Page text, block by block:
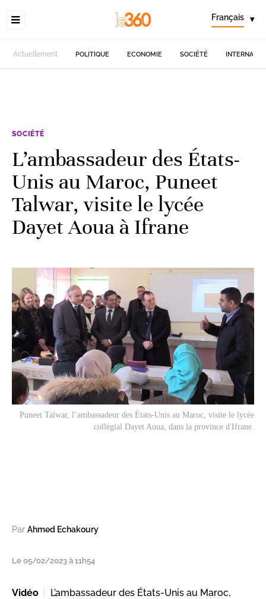
Français ▾
Actuellement POLITIQUE ECONOMIE SOCIÉTÉ
SOCIÉTÉ
L’ambassadeur des États-
Unis au Maroc, Puneet
Talwar, visite le lycée
Dayet Aoua à Ifrane
Puneet Talwar, l’ambassadeur des États-Unis au Maroc, visite le lycée
collégial Dayet Aoua, dans la province d'Ifrane.
Par Ahmed Echakoury
Le 05/02/2023 à 11h54
Vidéo
L’ambassadeur des États-Unis au Maroc,